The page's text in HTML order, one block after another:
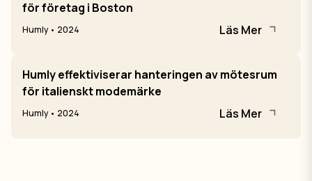
för företag i Boston
Humly • 2024 Läs Mer
Humly effektiviserar hanteringen av mötesrum
för italienskt modemärke
Humly • 2024 Läs Mer